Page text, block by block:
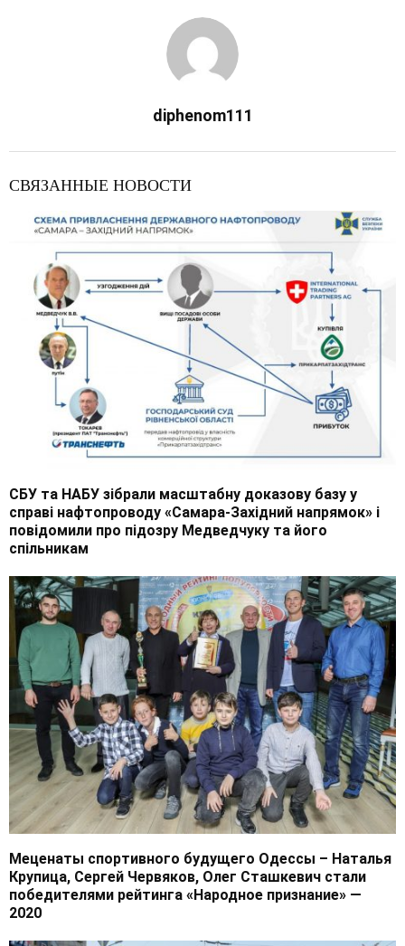
diphenom111
СВЯЗАННЫЕ НОВОСТИ
СБУ та НАБУ зібрали масштабну доказову базу у
справі нафтопроводу «Самара-Західний напрямок» і
повідомили про підозру Медведчуку та його
спільникам
Меценаты спортивного будущего Одессы – Наталья
Крупица, Сергей Червяков, Олег Сташкевич стали
победителями рейтинга «Народное признание» —
2020